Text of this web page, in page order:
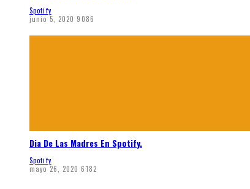
Spotify
junio 5, 2020 9086
Dia De Las Madres En Spotify.
Spotify
mayo 26, 2020 6182